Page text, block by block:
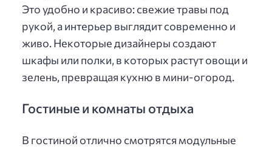
Это удобно и красиво: свежие травы под
рукой, а интерьер выглядит современно и
живо. Некоторые дизайнеры создают
шкафы или полки, в которых растут овощи и
зелень, превращая кухню в мини-огород.
Гостиные и комнаты отдыха
В гостиной отлично смотрятся модульные